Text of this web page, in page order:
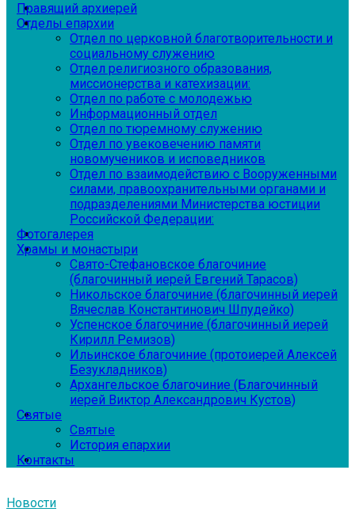
Правящий архиерей
Отделы епархии
Отдел по церковной благотворительности и
социальному служению
Отдел религиозного образования,
миссионерства и катехизации:
Отдел по работе с молодежью
Информационный отдел
Отдел по тюремному служению
Отдел по увековечению памяти
новомучеников и исповедников
Отдел по взаимодействию с Вооруженными
силами, правоохранительными органами и
подразделениями Министерства юстиции
Российской Федерации:
Фотогалерея
Храмы и монастыри
Свято-Стефановское благочиние
(благочинный иерей Евгений Тарасов)
Никольское благочиние (благочинный иерей
Вячеслав Константинович Шпудейко)
Успенское благочиние (благочинный иерей
Кирилл Ремизов)
Ильинское благочиние (протоиерей Алексей
Безукладников)
Архангельское благочиние (Благочинный
иерей Виктор Александрович Кустов)
Святые
Святые
История епархии
Контакты
Новости